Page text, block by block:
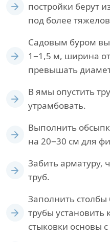
постройки берут
под более
Садовым буром
1−1,5 м, ширина
превышать
В ямы опустить
утрамбовать.
Выполнить
на 20−30 см для
Забить арматуру,
труб.
Заполнить
трубы
стыковки основы